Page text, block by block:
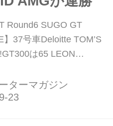
Round6 SUGO GT
】37号車Deloitte TOM’S
は65 LEON
でスーパーGT第6戦
SUPER GT
ターマガジン